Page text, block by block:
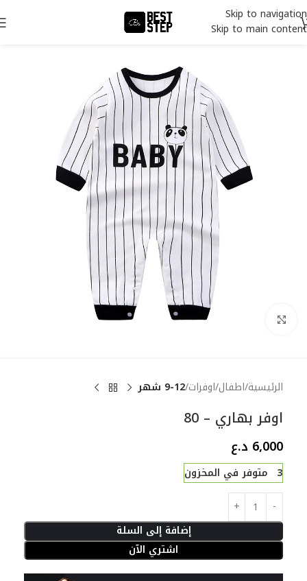
Skip to navigation
Skip to main content
Click to enlarge
الرئيسية اطفال اوفرات 9-12 شهر
اوفر بهاري – 80
6,000 د.ع
3 متوفر في المخزون
إضافة إلى السلة
اشتري الآن